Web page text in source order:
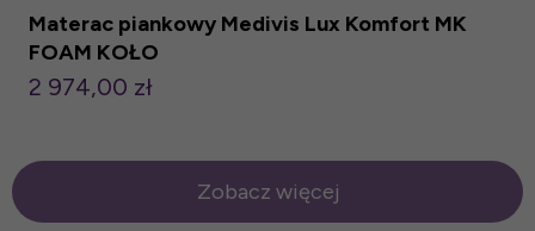
Materac piankowy Medivis Lux Komfort MK
FOAM KOŁO
2 974,00 zł
Zobacz więcej